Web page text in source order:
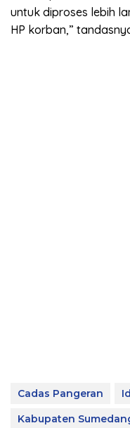
untuk diproses lebih
HP korban,”
Cadas Pangeran
Kabupaten